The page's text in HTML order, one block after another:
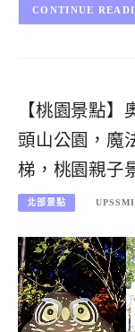
CONTINUE
【桃園景點
頭山公園，魔
梯，桃園親子
北部景點